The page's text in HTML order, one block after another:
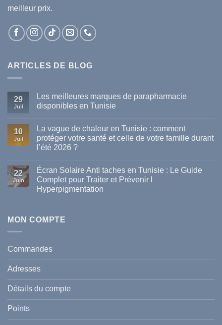
meilleur prix.
ARTICLES DE BLOG
29
Juil
Les meilleures marques de parapharmacie
disponibles en Tunisie
sur
meilleures
marques
disponibles
en
Tunisie
10
Juil
La vague de chaleur en Tunisie : comment
protéger votre santé et celle de votre famille durant
l’été 2026 ?
sur
La
vague
de
comment
et
celle
de
votre
famille
durant
l’été
2026
?
22
Juin
Écran Solaire Anti taches en Tunisie : Le Guide
Complet pour Traiter et Prévenir l
Hyperpigmentation
Écran
Solaire
Tunisie
Guide
Traiter
Prévenir
MON COMPTE
Commandes
Adresses
Détails du compte
Points